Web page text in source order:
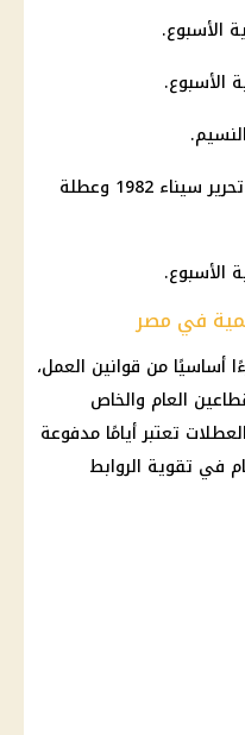
الأسبوع.
الأسبوع.
.
عيد تحرير سيناء 1982 وعطلة
الأسبوع.
في مصر
أساسيًا من قوانين العمل،
العام والخاص
تعتبر أيامًا مدفوعة
في تقوية الروابط